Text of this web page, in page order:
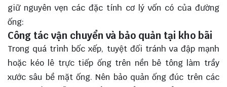
giữ nguyên vẹn các đặc tính cơ lý vốn có của đường
ống:
Công tác vận chuyển và bảo quản tại kho bãi
Trong quá trình bốc xếp, tuyệt đối tránh va đập mạnh
hoặc kéo lê trực tiếp ống trên nền bê tông làm trầy
xước sâu bề mặt ống. Nên bảo quản ống đúc trên các